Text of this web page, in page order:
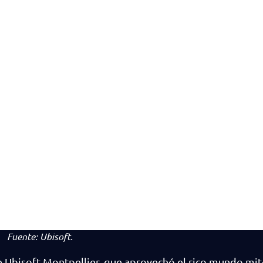
Fuente: Ubisoft.